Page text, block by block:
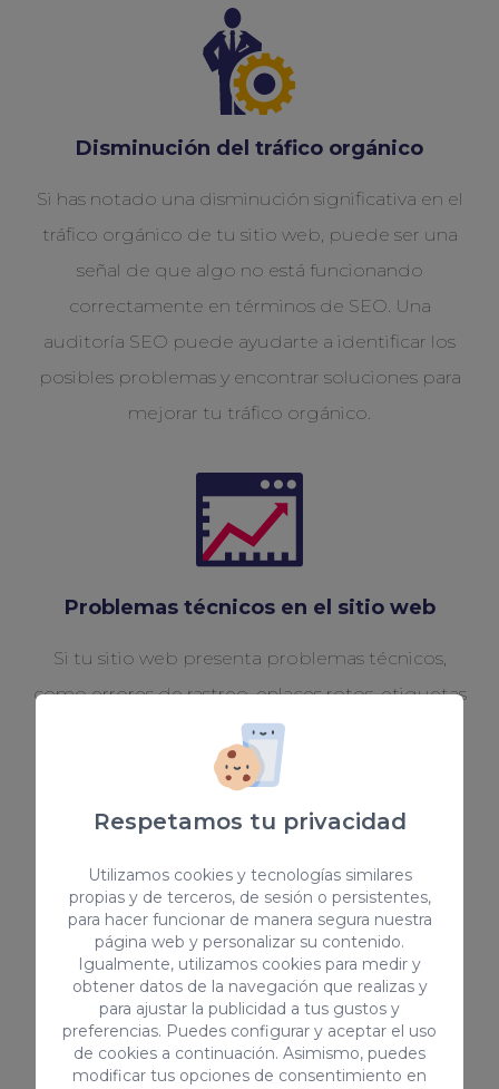
Respetamos tu privacidad
Utilizamos cookies y tecnologías similares
propias y de terceros, de sesión o persistentes,
para hacer funcionar de manera segura nuestra
página web y personalizar su contenido.
Igualmente, utilizamos cookies para medir y
obtener datos de la navegación que realizas y
para ajustar la publicidad a tus gustos y
preferencias. Puedes configurar y aceptar el uso
de cookies a continuación. Asimismo, puedes
modificar tus opciones de consentimiento en
Disminución del tráfico orgánico
Si has notado una disminución significativa en el
tráfico orgánico de tu sitio web, puede ser una
señal de que algo no está funcionando
correctamente en términos de SEO. Una
auditoría SEO puede ayudarte a identificar los
posibles problemas y encontrar soluciones para
mejorar tu tráfico orgánico.
Problemas técnicos en el sitio web
Si tu sitio web presenta problemas técnicos,
como errores de rastreo, enlaces rotos, etiquetas
mal configuradas o problemas de velocidad de
carga, una auditoría SEO puede ayudarte a
puede tener un impacto positivo en tu
posicionamiento en los motores de búsqueda.
Caída de palabras clave